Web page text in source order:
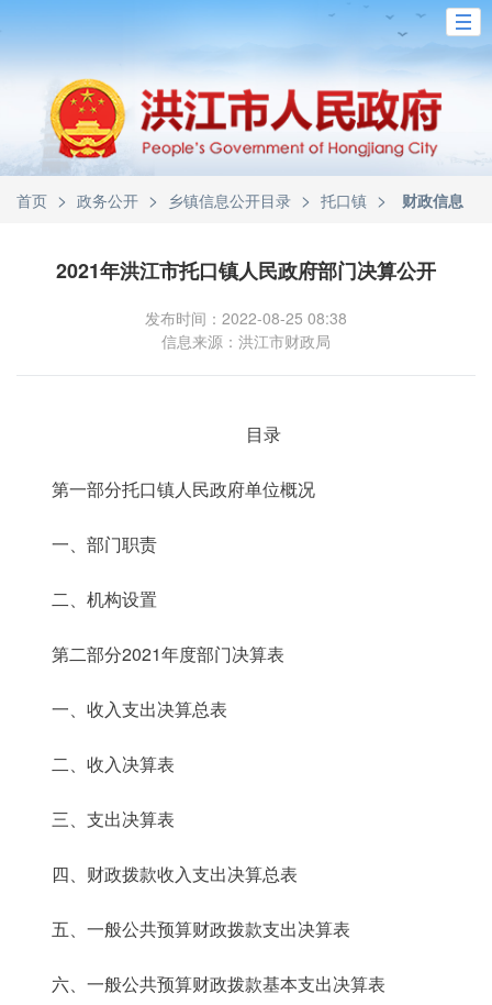
首页 > 政务公开 > 乡镇信息公开目录 > 托口镇 > 财政信息
2021年洪江市托口镇人民政府部门决算公开
发布时间：2022-08-25 08:38
信息来源：洪江市财政局
目录
第一部分托口镇人民政府单位概况
一、部门职责
二、机构设置
第二部分2021年度部门决算表
一、收入支出决算总表
二、收入决算表
三、支出决算表
四、财政拨款收入支出决算总表
五、一般公共预算财政拨款支出决算表
六、一般公共预算财政拨款基本支出决算表